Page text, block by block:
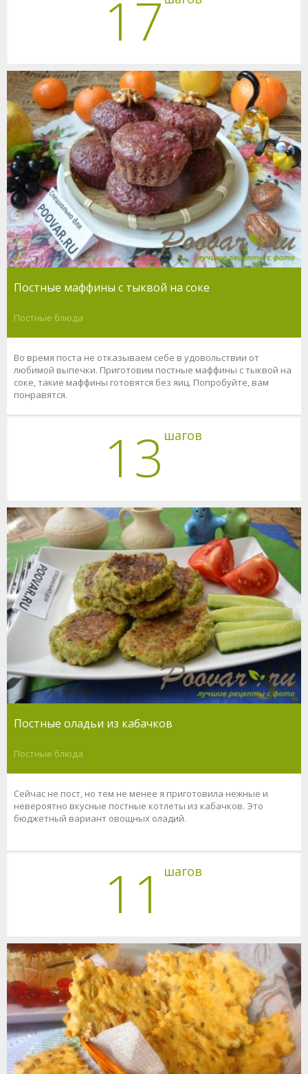
17
Постные маффины с тыквой на соке
Постные блюда
Во время поста не отказываем себе в удовольствии от
любимой выпечки. Приготовим постные маффины с тыквой на
соке, такие маффины готовятся без яиц. Попробуйте, вам
понравятся.
13 шагов
Постные оладьи из кабачков
Постные блюда
Сейчас не пост, но тем не менее я приготовила нежные и
невероятно вкусные постные котлеты из кабачков. Это
бюджетный вариант овощных оладий.
11 шагов